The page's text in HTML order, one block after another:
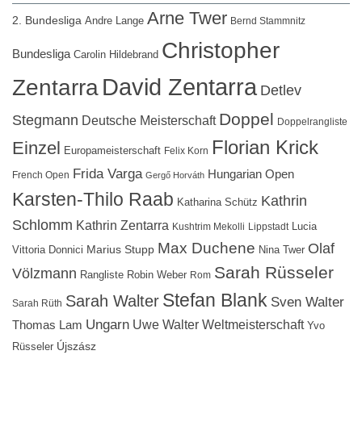
2. Bundesliga Andre Lange Arne Twer Bernd Stammnitz
Bundesliga Carolin Hildebrand Christopher
ZentarraDavid Zentarra Detlev
Stegmann Deutsche Meisterschaft Doppel Doppelrangliste
Einzel Europameisterschaft Felix Korn Florian Krick
French Open Frida Varga Gergő Horváth Hungarian Open
Karsten-Thilo Raab Katharina Schütz Kathrin
Schlomm Kathrin Zentarra Kushtrim Mekolli Lippstadt Lucia
Vittoria Donnici Marius Stupp Max Duchene Nina Twer Olaf
Völzmann Rangliste Robin Weber Rom Sarah Rüsseler
Sarah Rüth Sarah Walter Stefan Blank Sven Walter
Thomas Lam Ungarn Uwe Walter Weltmeisterschaft Yvo
Rüsseler Újszász